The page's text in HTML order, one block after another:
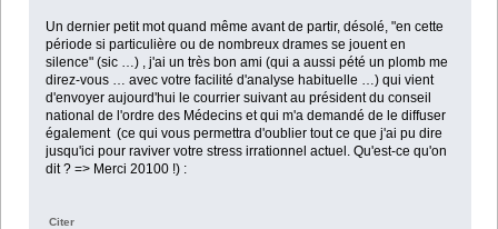
Un dernier petit mot quand même avant de partir, désolé, "en cette
période si particulière ou de nombreux drames se jouent en
silence" (sic …) , j'ai un très bon ami (qui a aussi pété un plomb me
direz-vous … avec votre facilité d'analyse habituelle …) qui vient
d'envoyer aujourd'hui le courrier suivant au président du conseil
national de l'ordre des Médecins et qui m'a demandé de le diffuser
également (ce qui vous permettra d'oublier tout ce que j'ai pu dire
jusqu'ici pour raviver votre stress irrationnel actuel. Qu'est-ce qu'on
dit ? => Merci 20100 !) :
Citer